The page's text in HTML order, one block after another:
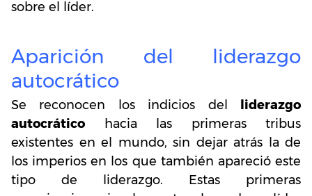
sobre el líder.
Aparición del liderazgo
autocrático
Se reconocen los indicios del liderazgo
autocrático hacia las primeras tribus
existentes en el mundo, sin dejar atrás la de
los imperios en los que también apareció este
tipo de liderazgo. Estas primeras